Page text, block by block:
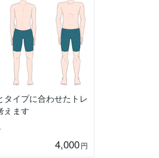
タイプに合わせたトレ
えます
4,000円